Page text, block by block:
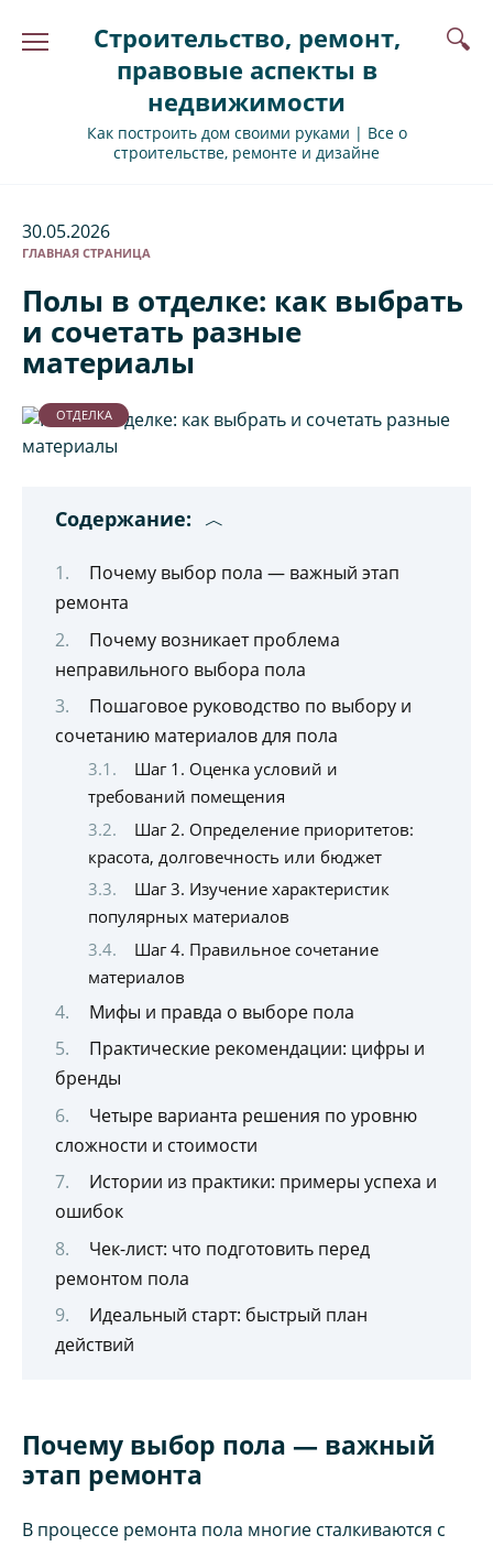
Строительство, ремонт,
правовые аспекты в
недвижимости
Как построить дом своими руками | Все о
строительстве, ремонте и дизайне
30.05.2026
ГЛАВНАЯ СТРАНИЦА
Полы в отделке: как выбрать
и сочетать разные
материалы
ОТДЕЛКА
Содержание:
Почему выбор пола — важный этап
ремонта
Почему возникает проблема
неправильного выбора пола
Пошаговое руководство по выбору и
сочетанию материалов для пола
Шаг 1. Оценка условий и
требований помещения
Шаг 2. Определение приоритетов:
красота, долговечность или бюджет
Шаг 3. Изучение характеристик
популярных материалов
Шаг 4. Правильное сочетание
материалов
Мифы и правда о выборе пола
Практические рекомендации: цифры и
бренды
Четыре варианта решения по уровню
сложности и стоимости
Истории из практики: примеры успеха и
ошибок
Чек-лист: что подготовить перед
ремонтом пола
Идеальный старт: быстрый план
действий
Почему выбор пола — важный
этап ремонта
В процессе ремонта пола многие сталкиваются с